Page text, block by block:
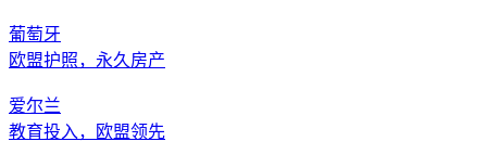
葡萄牙
欧盟护照，永久房产
爱尔兰
教育投入，欧盟领先